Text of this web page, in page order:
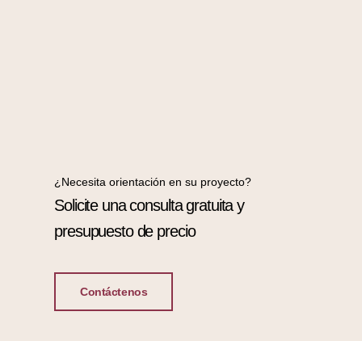
¿Necesita orientación en su proyecto?
Solicite una consulta gratuita y
presupuesto de precio
Contáctenos